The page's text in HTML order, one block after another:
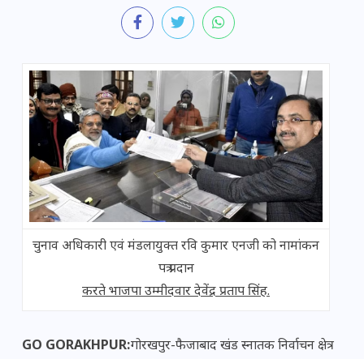
चुनाव अधिकारी एवं मंडलायुक्त रवि कुमार एनजी को नामांकन
पत्र प्रदान
करते भाजपा उम्मीदवार देवेंद्र प्रताप सिंह.
GO GORAKHPUR:गोरखपुर-फैजाबाद खंड स्नातक निर्वाचन क्षेत्र